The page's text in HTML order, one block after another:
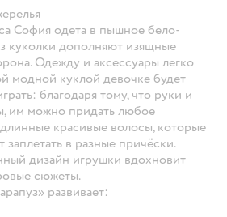
София одета в пышное бело-
куколки дополняют изящные
Одежду и аксессуары легко
модной куклой девочке будет
благодаря тому, что руки и
им можно придать любое
красивые волосы, которые
заплетать в разные причёски.
дизайн игрушки вдохновит
сюжеты.
развивает: